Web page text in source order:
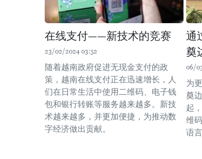
在线支付——新技术的竞赛
23/02/2024 03:52
随着越南政府促进无现金支付的政
策，越南在线支付正在迅速增长，人
们在日常生活中使用二维码、电子钱
包和银行转账等服务越来越多。新技
术越来越多，并更加便捷，为推动数
字经济做出贡献。
通
奠
06/
为
奠
起
维
语